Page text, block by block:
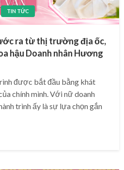
TIN TỨC
ra từ thị trường địa ốc,
hậu Doanh nhân Hương
được bắt đầu bằng khát
chính mình. Với nữ doanh
trình ấy là sự lựa chọn gắn